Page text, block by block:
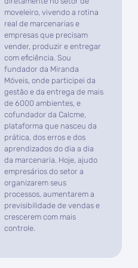
moveleiro, vivendo a rotina
real de marcenarias e
empresas que precisam
vender, produzir e entregar
com eficiência. Sou
fundador da Miranda
Móveis, onde participei da
gestão e da entrega de mais
de 6000 ambientes, e
cofundador da Calcme,
plataforma que nasceu da
prática, dos erros e dos
aprendizados do dia a dia
da marcenaria. Hoje, ajudo
empresários do setor a
organizarem seus
processos, aumentarem a
previsibilidade de vendas e
crescerem com mais
controle.